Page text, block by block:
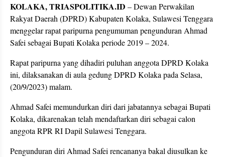
KOLAKA, TRIASPOLITIKA.ID – Dewan Perwakilan
Rakyat Daerah (DPRD) Kabupaten Kolaka, Sulawesi Tenggara
menggelar rapat paripurna pengumuman pengunduran Ahmad
Safei sebagai Bupati Kolaka periode 2019 – 2024.
Rapat paripurna yang dihadiri puluhan anggota DPRD Kolaka
ini, dilaksanakan di aula gedung DPRD Kolaka pada Selasa,
(20/9/2023) malam.
Ahmad Safei memundurkan diri dari jabatannya sebagai Bupati
Kolaka, dikarenakan telah mendaftarkan diri sebagai calon
anggota RPR RI Dapil Sulawesi Tenggara.
Pengunduran diri Ahmad Safei rencananya bakal diusulkan ke